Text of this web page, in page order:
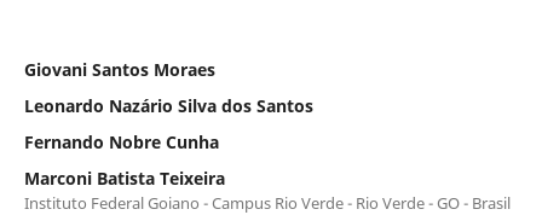
Giovani Santos Moraes
Leonardo Nazário Silva dos Santos
Fernando Nobre Cunha
Marconi Batista Teixeira
Instituto Federal Goiano - Campus Rio Verde - Rio Verde - GO - Brasil